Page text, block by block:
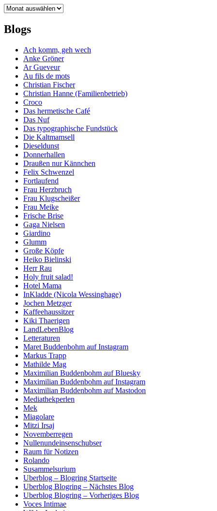
Archiv
Blogs
Ach komm, geh wech
Anke Gröner
Ar Gueveur
Au fils de mots
Christian Fischer
Christian Hanne (Familienbetrieb)
Croco
Das hermetische Café
Das Nuf
Das typographische Fundstück
Die Kaltmamsell
Dieseldunst
Donnerhallen
Draußen nur Kännchen
Felix Schwenzel
Fortlaufend
Frau Herzbruch
Frau Klugscheißer
Frau Meike
Frische Brise
Gaga Nielsen
Giardino
Glumm
Große Köpfe
Heiko Bielinski
Herr Rau
Holy fruit salad!
Hotel Mama
InKladde (Nicola Wessinghage)
Jochen Metzger
Kaffeehaussitzer
Kiki Thaerigen
LandLebenBlog
Letteraturen
Maret Buddenbohm auf Instagram
Markus Trapp
Mathilde Mag
Maximilian Buddenbohm auf Bluesky
Maximilian Buddenbohm auf Instagram
Maximilian Buddenbohm auf Mastodon
Mediathekperlen
Mek
Miagolare
Mitzi Irsaj
Novemberregen
Nullenundeinsenschubser
Raum für Notizen
Rolando
Susammelsurium
Uberblog – Blogring Startseite
Uberblog Blogring – Nächstes Blog
Uberblog Blogring – Vorheriges Blog
Voces Intimae